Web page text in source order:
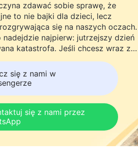
zdawać sobie sprawę, że
to nie bajki dla dzieci, lecz
się na naszych oczach.
nadejdzie najpierw: jutrzejszy dzień
katastrofa. Jeśli chcesz wraz z
powrót Pana i znaleźć
pod Bożą ochroną, kliknij
aby dołączyć do
Nie odkładaj tego do jutra.
się z nami w
się z nami przez